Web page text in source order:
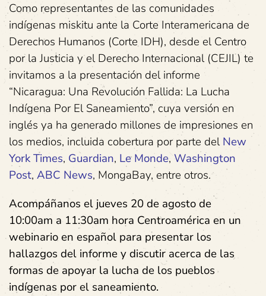
Como representantes de las comunidades
indígenas miskitu ante la Corte Interamericana de
Derechos Humanos (Corte IDH), desde el Centro
por la Justicia y el Derecho Internacional (CEJIL) te
invitamos a la presentación del informe
“Nicaragua: Una Revolución Fallida: La Lucha
Indígena Por El Saneamiento”, cuya versión en
inglés ya ha generado millones de impresiones en
los medios, incluida cobertura por parte delNew
York Times, Guardian, Le Monde, Washington
Post, ABC News, MongaBay, entre otros.
Acompáñanos el jueves 20 de agosto de
10:00am a 11:30am hora Centroamérica en un
webinario en español para presentar los
hallazgos del informe y discutir acerca de las
formas de apoyar la lucha de los pueblos
indígenas por el saneamiento.